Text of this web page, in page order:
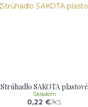
Strúhadlo SAKOTA plastové
0,22 €/KS
Skladom